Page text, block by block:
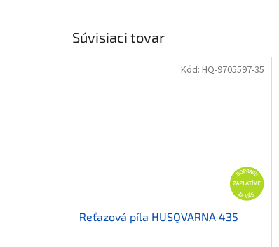
Súvisiaci tovar
Reťazová píla HUSQVARNA 435
Kód: HQ-9705597-35